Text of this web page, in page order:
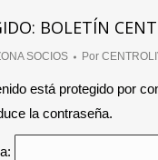
BOLETÍN
SOCIOS Por
está protegido por
la contraseña.